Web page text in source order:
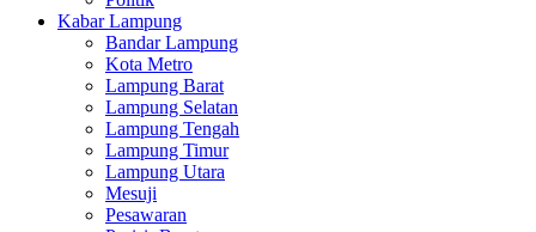
Kabar Lampung
Bandar Lampung
Kota Metro
Lampung Barat
Lampung Selatan
Lampung Tengah
Lampung Timur
Lampung Utara
Mesuji
Pesawaran